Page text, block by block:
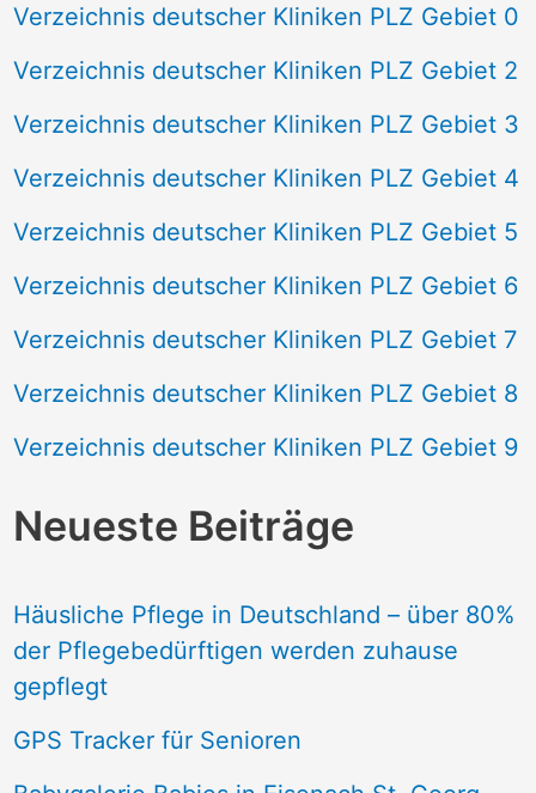
Verzeichnis deutscher Kliniken PLZ Gebiet 0
Verzeichnis deutscher Kliniken PLZ Gebiet 2
Verzeichnis deutscher Kliniken PLZ Gebiet 3
Verzeichnis deutscher Kliniken PLZ Gebiet 4
Verzeichnis deutscher Kliniken PLZ Gebiet 5
Verzeichnis deutscher Kliniken PLZ Gebiet 6
Verzeichnis deutscher Kliniken PLZ Gebiet 7
Verzeichnis deutscher Kliniken PLZ Gebiet 8
Verzeichnis deutscher Kliniken PLZ Gebiet 9
Neueste Beiträge
Häusliche Pflege in Deutschland – über 80%
der Pflegebedürftigen werden zuhause
gepflegt
GPS Tracker für Senioren